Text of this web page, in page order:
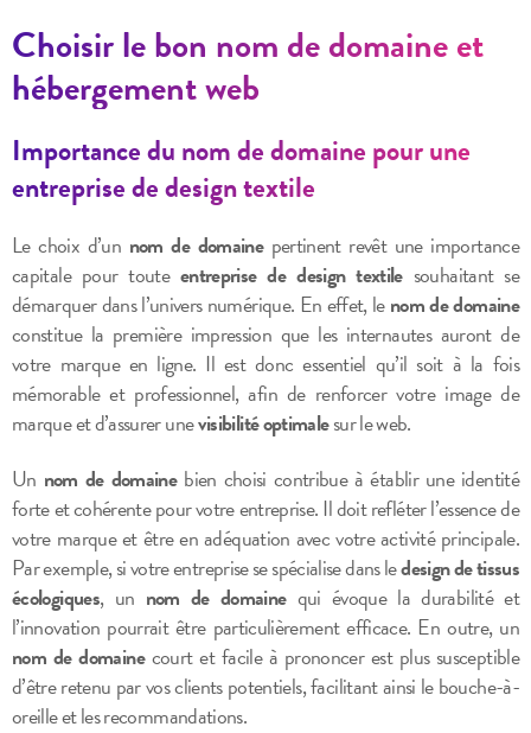
Choisir le bon nom de domaine et
hébergement web
Importance du nom de domaine pour une
entreprise de design textile
Le choix d’un nom de domainepertinent revêt une importance
capitale pour toute entreprise de design textilesouhaitant se
démarquer dans l’univers numérique. En effet, lenom de domaine
constitue la première impression que les internautes auront de
votre marque en ligne. Il est donc essentiel qu’il soit à la fois
mémorable et professionnel, afin de renforcer votre image de
marque et d’assurer unevisibilité optimalesur le web.
Un nom de domainebien choisi contribue à établir une identité
forte et cohérente pour votre entreprise. Il doit refléter l’essence de
votre marque et être en adéquation avec votre activité principale.
Par exemple, si votre entreprise se spécialise dans ledesign de tissus
écologiques, un nom de domainequi évoque la durabilité et
l’innovation pourrait être particulièrement efficace. En outre, un
nom de domainecourt et facile à prononcer est plus susceptible
d’être retenu par vos clients potentiels, facilitant ainsi le bouche-à-
oreille et les recommandations.